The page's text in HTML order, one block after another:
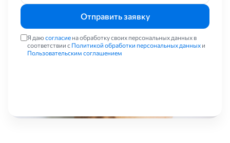
Отправить заявку
Я даюсогласие на обработку своих персональных данных в
соответствии с Политикой обработки персональных данных и
Пользовательским соглашением